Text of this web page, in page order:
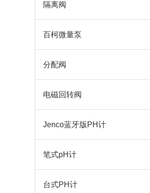
隔离阀
百柯微量泵
分配阀
电磁回转阀
Jenco蓝牙版PH计
笔式pH计
台式PH计